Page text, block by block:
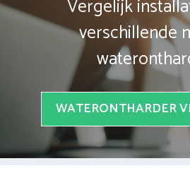
Vergelijk
verschillende
WATERONTHARDER